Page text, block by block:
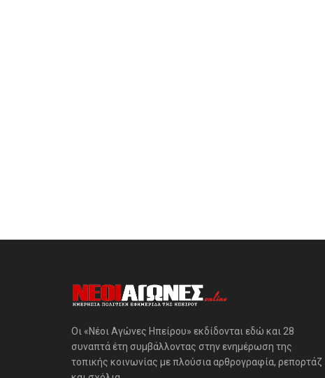
Οι «Νέοι Αγώνες Ηπείρου» εκδίδονται εδώ και 28
συναπτά έτη συμβάλλοντας στην ενημέρωση της
τοπικής κοινωνίας με πλούσια αρθρογραφία, ρεπορτάζ